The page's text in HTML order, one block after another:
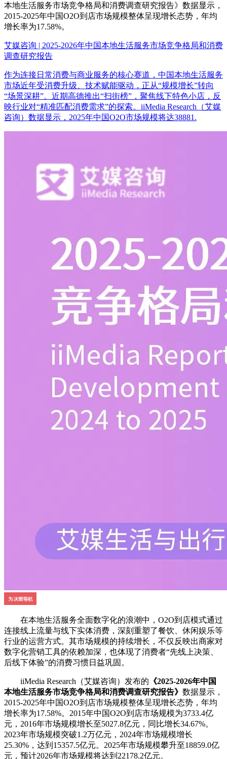
本地生活服务市场竞争格局和消费调查研究报告》数据显示，
2015-2025年中国O2O到店市场规模整体呈现增长态势，年均
增长率为17.58%。
艾媒咨询 | 2025-2026年中国本地生活服务市场竞争格局和消费
调查研究报告
作为连接日常消费与商业服务的核心赛道，中国本地生活服务
市场近年受消费升级、技术赋能驱动，正从“规模增长”转向
“场景深耕”。近期高德推出“扫街榜”，聚焦线下特色小店，反
映行业对“精准匹配消费需求”的探索。iiMedia Research（艾媒
咨询）数据显示，2025年中国O2O市场规模将达38881.
在本地生活服务全面数字化的浪潮中，O2O到店模式通过
连接线上流量与线下实体消费，深刻重塑了餐饮、休闲娱乐等
行业的运营方式。其市场规模的持续增长，不仅反映出商家对
数字化营销工具的依赖加深，也体现了消费者“先线上决策、
后线下体验”的消费习惯日益巩固。
iiMedia Research（艾媒咨询）发布的 《2025-2026年中国
本地生活服务市场竞争格局和消费调查研究报告》 数据显示，
2015-2025年中国O2O到店市场规模整体呈现增长态势，年均
增长率为17.58%。2015年中国O2O到店市场规模为3733.4亿
元，2016年市场规模增长至5027.8亿元，同比增长34.67%。
2023年市场规模突破1.2万亿元，2024年市场规模增长
25.30%，达到15357.5亿元。2025年市场规模攀升至18859.0亿
元，预计2026年市场规模将达到22178.2亿元。